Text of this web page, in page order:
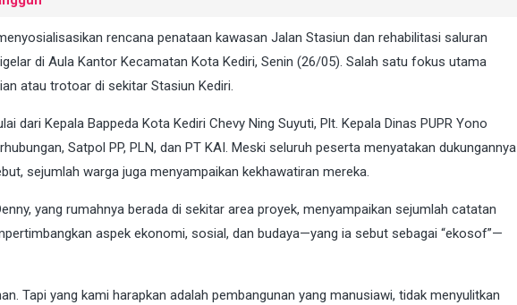
rencana penataan kawasan Jalan Stasiun dan rehabilitasi saluran
di Aula Kantor Kecamatan Kota Kediri, Senin (26/05). Salah satu fokus utama
atau trotoar di sekitar Stasiun Kediri.
dari Kepala Bappeda Kota Kediri Chevy Ning Suyuti, Plt. Kepala Dinas PUPR Yono
Satpol PP, PLN, dan PT KAI. Meski seluruh peserta menyatakan dukungannya
sejumlah warga juga menyampaikan kekhawatiran mereka.
yang rumahnya berada di sekitar area proyek, menyampaikan sejumlah catatan
aspek ekonomi, sosial, dan budaya—yang ia sebut sebagai “ekosof”—
Tapi yang kami harapkan adalah pembangunan yang manusiawi, tidak menyulitkan